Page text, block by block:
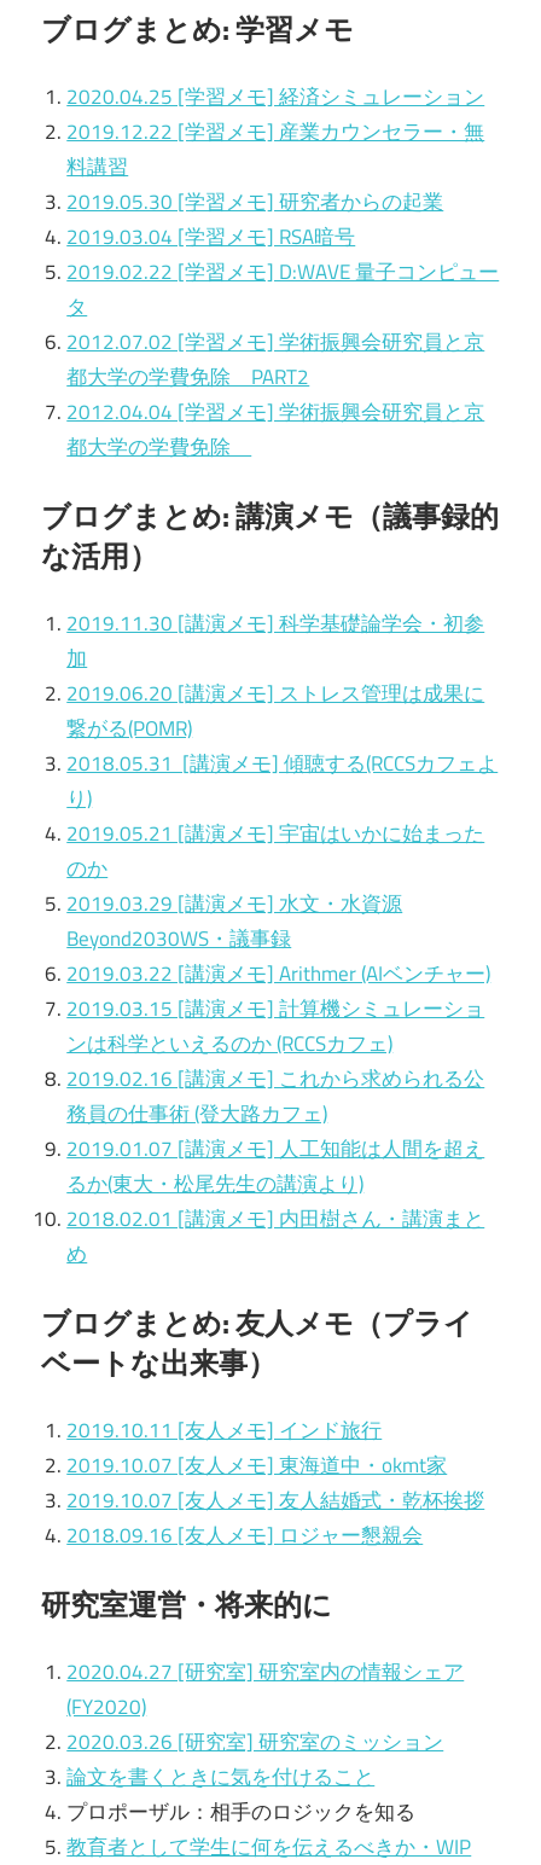
ブログまとめ: 学習メモ
2020.04.25 [学習メモ] 経済シミュレーション
2019.12.22 [学習メモ] 産業カウンセラー・無
料講習
2019.05.30 [学習メモ] 研究者からの起業
2019.03.04 [学習メモ] RSA暗号
2019.02.22 [学習メモ] D:WAVE 量子コンピュー
タ
2012.07.02 [学習メモ] 学術振興会研究員と京
都大学の学費免除 PART2
2012.04.04 [学習メモ] 学術振興会研究員と京
都大学の学費免除
ブログまとめ: 講演メモ（議事録的
な活用）
2019.11.30 [講演メモ] 科学基礎論学会・初参
加
2019.06.20 [講演メモ] ストレス管理は成果に
繋がる(POMR)
2018.05.31 [講演メモ] 傾聴する(RCCSカフェよ
り)
2019.05.21 [講演メモ] 宇宙はいかに始まった
のか
2019.03.29 [講演メモ] 水文・水資源
Beyond2030WS・議事録
2019.03.22 [講演メモ] Arithmer (AIベンチャー)
2019.03.15 [講演メモ] 計算機シミュレーショ
ンは科学といえるのか (RCCSカフェ)
2019.02.16 [講演メモ] これから求められる公
務員の仕事術 (登大路カフェ)
2019.01.07 [講演メモ] 人工知能は人間を超え
るか(東大・松尾先生の講演より)
2018.02.01 [講演メモ] 内田樹さん・講演まと
め
ブログまとめ: 友人メモ（プライ
ベートな出来事）
2019.10.11 [友人メモ] インド旅行
2019.10.07 [友人メモ] 東海道中・okmt家
2019.10.07 [友人メモ] 友人結婚式・乾杯挨拶
2018.09.16 [友人メモ] ロジャー懇親会
研究室運営・将来的に
2020.04.27 [研究室] 研究室内の情報シェア
(FY2020)
2020.03.26 [研究室] 研究室のミッション
論文を書くときに気を付けること
プロポーザル：相手のロジックを知る
教育者として学生に何を伝えるべきか・WIP